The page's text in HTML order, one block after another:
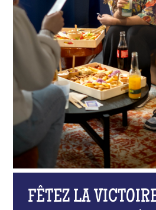
FÊTEZ LA